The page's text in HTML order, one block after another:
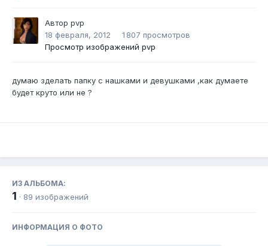
Автор pvp
18 февраля, 2012
1 807 просмотров
Просмотр изображений pvp
думаю зделать папку с нашками и девушками ,как думаете
будет круто или не ?
ИЗ АЛЬБОМА:
1 · 89 изображений
ИНФОРМАЦИЯ О ФОТО